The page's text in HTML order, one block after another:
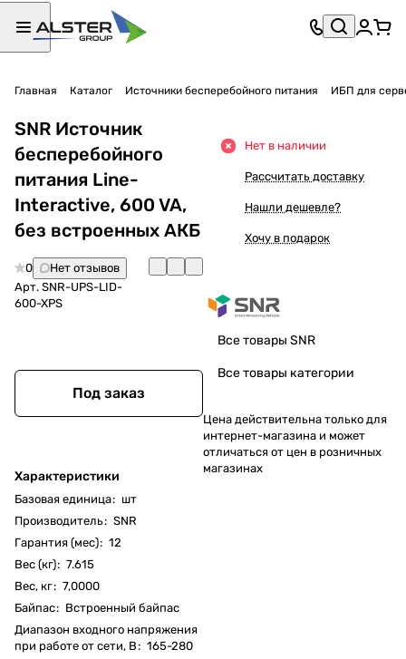
Главная Каталог Источники бесперебойного питания ИБП для
SNR Источник
бесперебойного
питания Line-
Interactive, 600 VA,
без встроенных АКБ
0
Нет отзывов
Арт. SNR-UPS-LID-
600-XPS
Под заказ
Характеристики
Базовая единица: шт
Производитель: SNR
Гарантия (мес): 12
Вес (кг): 7.615
Вес, кг: 7,0000
Байпас: Встроенный байпас
Диапазон входного напряжения
при работе от сети, В: 165-280
Нет в наличии
Рассчитать доставку
Нашли дешевле?
Хочу в подарок
Все товары SNR
Все товары категории
Цена действительна только для
интернет-магазина и может
отличаться от цен в розничных
магазинах